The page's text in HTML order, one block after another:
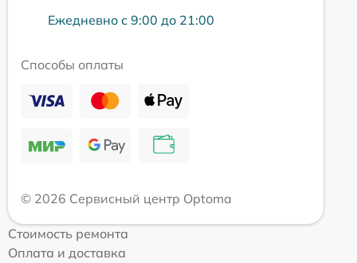
Ежедневно с 9:00 до 21:00
Способы оплаты
© 2026 Сервисный центр Optoma
Стоимость ремонта
Оплата и доставка